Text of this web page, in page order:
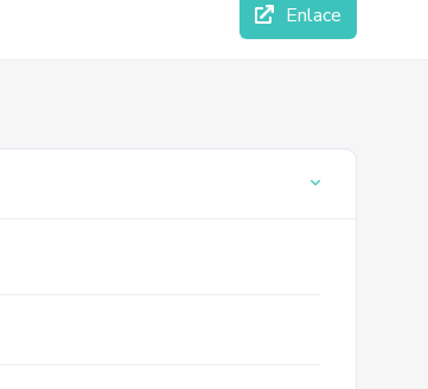
Enlace